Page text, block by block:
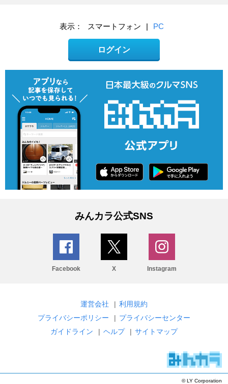
表示： スマートフォン | PC
ログイン
みんカラ公式SNS
Facebook X Instagram
運営会社 | 利用規約
プライバシーポリシー
| プライバシーセンター
ガイドライン
| ヘルプ | サイトマップ
© LY Corporation